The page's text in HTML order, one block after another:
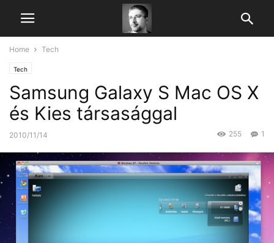
Home Tech
Tech
Samsung Galaxy S Mac OS X
és Kies társasággal
2010/11/14 1
255